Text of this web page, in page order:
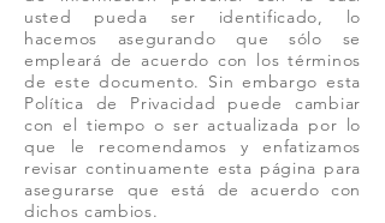
usted pueda ser identificado, lo
hacemos asegurando que sólo se
empleará de acuerdo con los términos
de este documento. Sin embargo esta
Política de Privacidad puede cambiar
con el tiempo o ser actualizada por lo
que le recomendamos y enfatizamos
revisar continuamente esta página para
asegurarse que está de acuerdo con
dichos cambios.